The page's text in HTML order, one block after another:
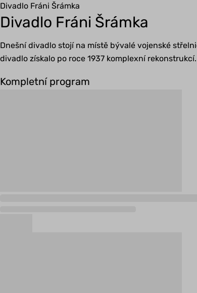
Divadlo Fráni Šrámka
Divadlo Fráni Šrámka
Dnešní divadlo stojí na místě bývalé vojenské
divadlo získalo po roce 1937 komplexní rekonstrukcí.
Kompletní program